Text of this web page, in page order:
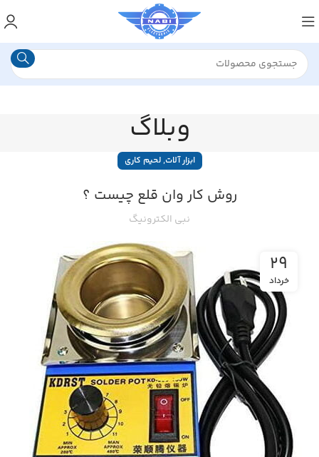
وبلاگ
ابزار آلات,لحیم کاری
روش کار وان قلع چیست ؟
نبی الکترونیگ
۲۹
خرداد